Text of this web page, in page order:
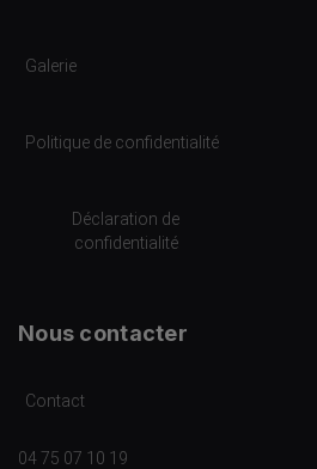
Galerie
Politique de confidentialité
Déclaration de
confidentialité
Nous contacter
Contact
04 75 07 10 19